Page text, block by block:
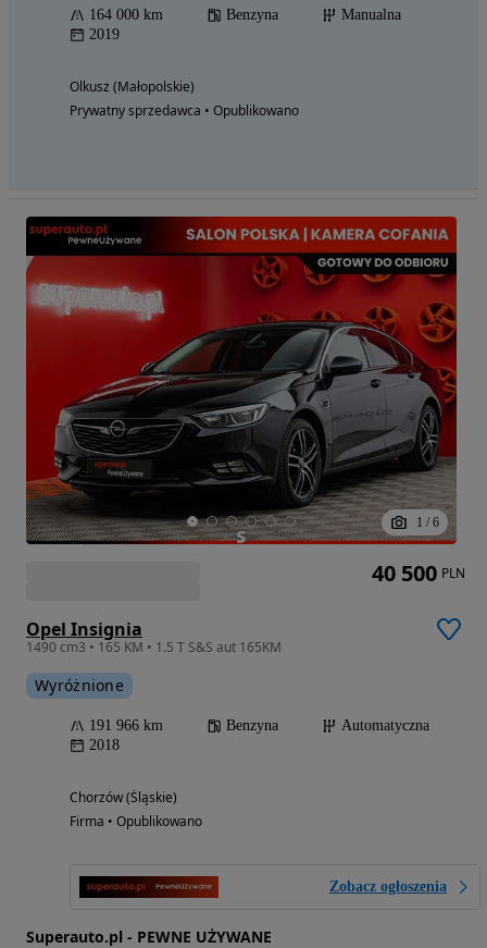
164 000 km Benzyna
Manualna
2019
Olkusz (Małopolskie)
Prywatny sprzedawca • Opublikowano
1 / 6
Opel Insignia
1490 cm3 • 165 KM • 1.5 T S&S aut 165KM
Wyróżnione
191 966 km Benzyna
Automatyczna
2018
Chorzów (Śląskie)
Firma • Opublikowano
Zobacz ogłoszenia
Superauto.pl - PEWNE UŻYWANE
40 500 PLN